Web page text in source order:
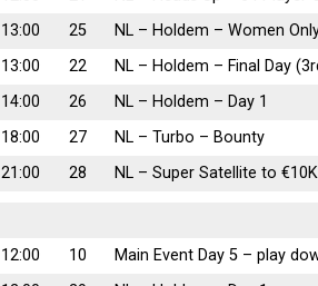
13:00
25 NL – Holdem – Women
13:00
22 NL – Holdem – Final Day
14:00
26 NL – Holdem – Day 1
18:00
27 NL – Turbo – Bounty
21:00
28 NL – Super Satellite to
12:00
10 Main Event Day 5 – play